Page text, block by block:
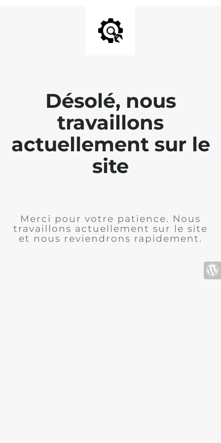
Désolé, nous
travaillons
actuellement sur le
site
Merci pour votre patience. Nous
travaillons actuellement sur le site
et nous reviendrons rapidement.